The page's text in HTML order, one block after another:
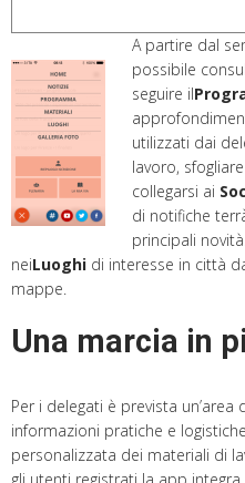
A partire dal
possibile
seguire il
utilizzati dai
lavoro,
collegarsi ai
di notifiche
principali
neiLuoghi di interesse in città
mappe.
Una marcia in
Per i delegati è prevista
informazioni pratiche e
personalizzata dei materiali di
gli utenti registrati la app